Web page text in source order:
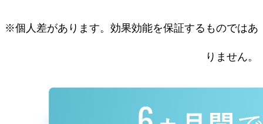
※個人差があります。効果効能を保証するものではあ
りません。